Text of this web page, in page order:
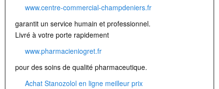
www.centre-commercial-champdeniers.fr
garantit un service humain et professionnel.
Livré à votre porte rapidement
www.pharmacieniogret.fr
pour des soins de qualité pharmaceutique.
Achat Stanozolol en ligne meilleur prix